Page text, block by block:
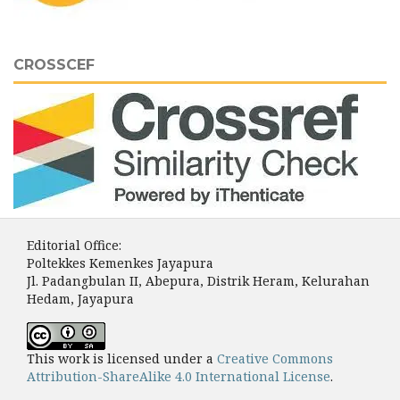
CROSSCEF
Editorial Office:
Poltekkes Kemenkes Jayapura
Jl. Padangbulan II, Abepura, Distrik Heram, Kelurahan
Hedam, Jayapura
This work is licensed under a Creative Commons
Attribution-ShareAlike 4.0 International License.